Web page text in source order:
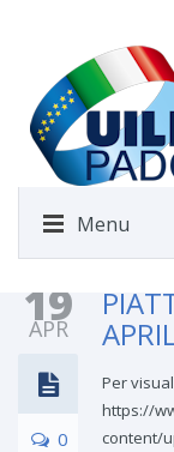
Menu
19
APR
0
Per
https://
content/